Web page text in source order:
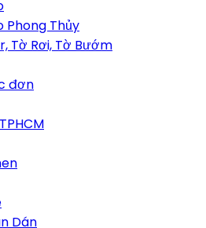
Phong Thủy
Tờ Rơi, Tờ Bướm
đơn
Dán